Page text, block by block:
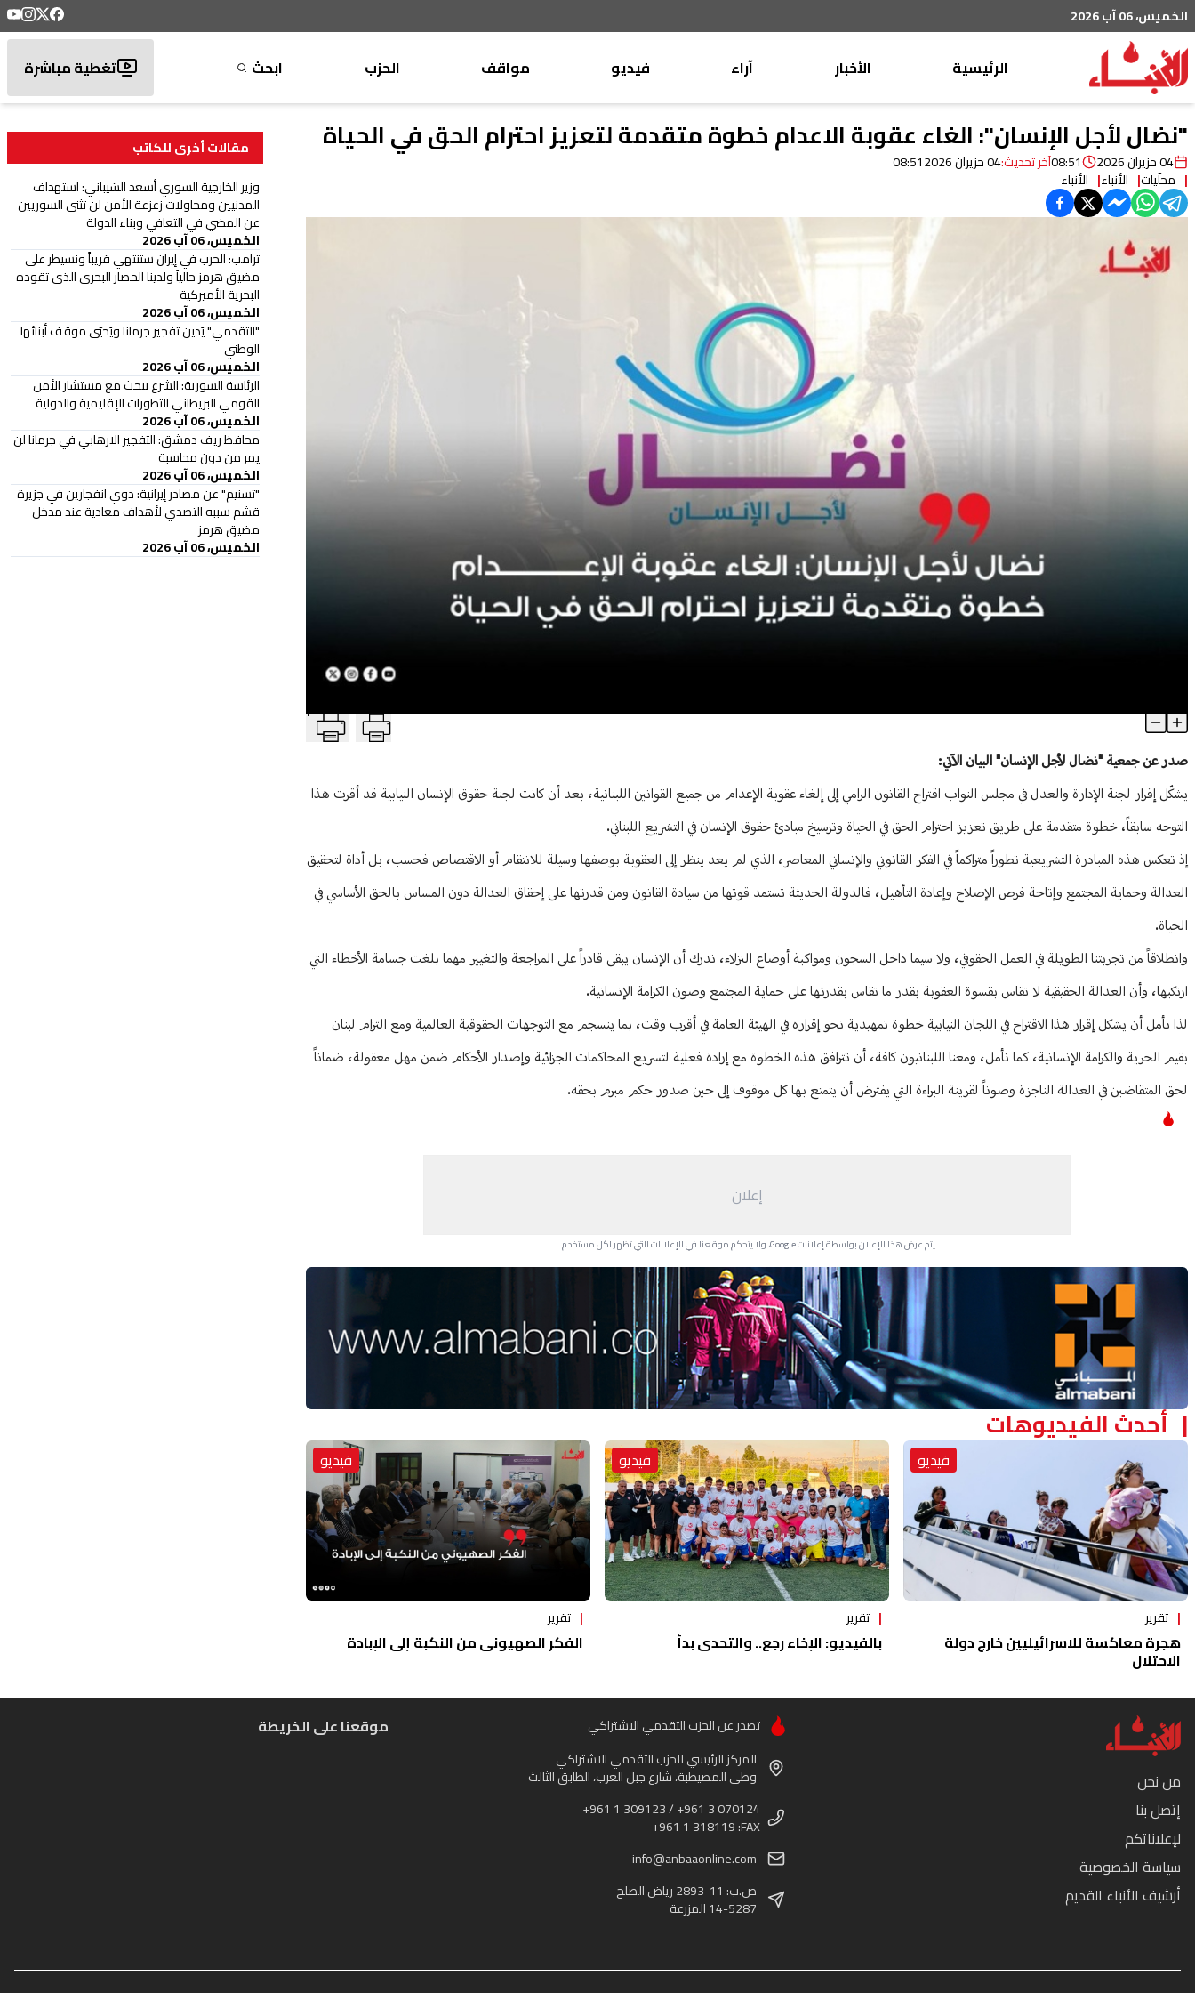
الخميس، 06 آب 2026
الرئيسية
الأخبار
محليات
عربي دولي
خاص
رياضة
ثقافة ومجتمع
منوعات
آراء
موقف
الأنباء
منبر
صحافة
أجنبية
بريد
القرّاء
فيديو مواقف
وليد جنبلاط
تيمور جنبلاط
الحزب ابحث تغطية مباشرة
"نضال لأجل الإنسان": الغاء عقوبة الاعدام خطوة متقدمة لتعزيز احترام الحق في الحياة
04 حزيران 2026 08:51آخر تحديث:04 حزيران 2026 08:51
محلّيات الأنباء الأنباء
"نضال لأجل الإنسان": الغاء عقوبة الاعدام خطوة متقدمة لتعزيز احترام الحق في الحياة T
Article Content
صدر عن جمعية "نضال لأجل الإنسان" البيان الآتي:
يشكّل إقرار لجنة الإدارة والعدل في مجلس النواب اقتراح القانون الرامي إلى إلغاء عقوبة الإعدام من جميع القوانين اللبنانية، بعد أن كانت لجنة حقوق الإنسان النيابية قد أقرت هذا
التوجه سابقاً، خطوة متقدمة على طريق تعزيز احترام الحق في الحياة وترسيخ مبادئ حقوق الإنسان في التشريع اللبناني.
إذ تعكس هذه المبادرة التشريعية تطوراً متراكماً في الفكر القانوني والإنساني المعاصر، الذي لم يعد ينظر إلى العقوبة بوصفها وسيلة للانتقام أو الاقتصاص فحسب، بل أداة لتحقيق
العدالة وحماية المجتمع وإتاحة فرص الإصلاح وإعادة التأهيل، فالدولة الحديثة تستمد قوتها من سيادة القانون ومن قدرتها على إحقاق العدالة دون المساس بالحق الأساسي في
الحياة.
وانطلاقاً من تجربتنا الطويلة في العمل الحقوقي، ولا سيما داخل السجون ومواكبة أوضاع النزلاء، ندرك أن الإنسان يبقى قادراً على المراجعة والتغيير مهما بلغت جسامة الأخطاء التي
ارتكبها، وأن العدالة الحقيقية لا تقاس بقسوة العقوبة بقدر ما تقاس بقدرتها على حماية المجتمع وصون الكرامة الإنسانية.
لذا نأمل أن يشكل إقرار هذا الاقتراح في اللجان النيابية خطوة تمهيدية نحو إقراره في الهيئة العامة في أقرب وقت، بما ينسجم مع التوجهات الحقوقية العالمية ومع التزام لبنان
بقيم الحرية والكرامة الإنسانية، كما نأمل، ومعنا اللبنانيون كافة، أن تترافق هذه الخطوة مع إرادة فعلية لتسريع المحاكمات الجزائية وإصدار الأحكام ضمن مهل معقولة، ضماناً
لحق المتقاضين في العدالة الناجزة وصوناً لقرينة البراءة التي يفترض أن يتمتع بها كل موقوف إلى حين صدور حكم مبرم بحقه.
إعلان
يتم عرض هذا الإعلان بواسطة إعلانات Google، ولا يتحكم موقعنا في الإعلانات التي تظهر لكل مستخدم.
Advertisement Section
أحدث الفيديوهات
فيديو
تقرير
هجرة معاكسة للاسرائيليين خارج دولة
الاحتلال
فيديو
تقرير
بالفيديو: الإخاء رجع.. والتحدي بدأ
فيديو
تقرير
الفكر الصهيوني من النكبة إلى الإبادة
مقالات أخرى للكاتب
وزير الخارجية السوري أسعد الشيباني: استهداف
المدنيين ومحاولات زعزعة الأمن لن تثني السوريين
عن المضي في التعافي وبناء الدولة
الخميس، 06 آب 2026
ترامب: الحرب في إيران ستنتهي قريباً ونسيطر على
مضيق هرمز حالياً ولدينا الحصار البحري الذي تقوده
البحرية الأميركية
الخميس، 06 آب 2026
"التقدمي" يُدين تفجير جرمانا ويُحيّي موقف أبنائها
الوطني
الخميس، 06 آب 2026
الرئاسة السورية: الشرع يبحث مع مستشار الأمن
القومي البريطاني التطورات الإقليمية والدولية
الخميس، 06 آب 2026
محافظ ريف دمشق: التفجير الارهابي في جرمانا لن
يمر من دون محاسبة
الخميس، 06 آب 2026
"تسنيم" عن مصادر إيرانية: دوي انفجارين في جزيرة
قشم سببه التصدي لأهداف معادية عند مدخل
مضيق هرمز
الخميس، 06 آب 2026
من نحن
إتصل بنا
لإعلاناتكم
سياسة الخصوصية
أرشيف الأنباء القديم
تصدر عن الحزب التقدمي الاشتراكي
المركز الرئيسي للحزب التقدمي الاشتراكي
وطى المصيطبة، شارع جبل العرب، الطابق الثالث
+961 1 309123 / +961 3 070124
+961 1 318119 :FAX
info@anbaaonline.com
ص.ب: 11-2893 رياض الصلح
14-5287 المزرعة
موقعنا على الخريطة